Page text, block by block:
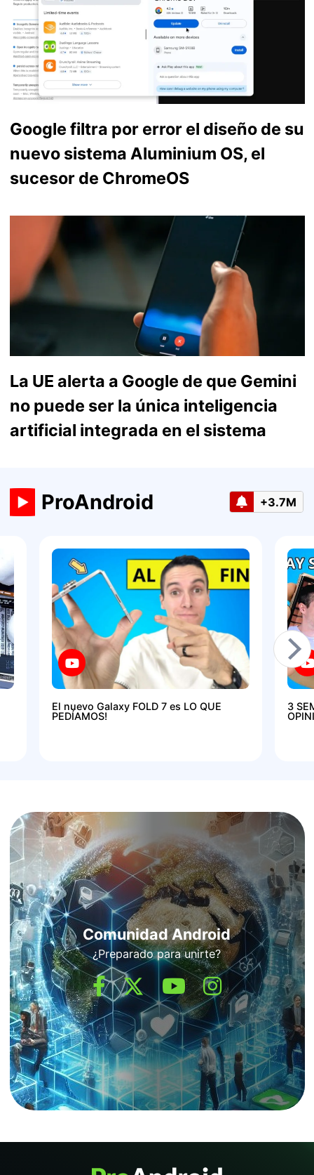
Google filtra por error el diseño de su
nuevo sistema Aluminium OS, el
sucesor de ChromeOS
La UE alerta a Google de que Gemini
no puede ser la única inteligencia
artificial integrada en el sistema
ProAndroid +3.7M
El nuevo Galaxy FOLD 7 es LO QUE
PEDÍAMOS!
3
Comunidad Android
¿Preparado para unirte?